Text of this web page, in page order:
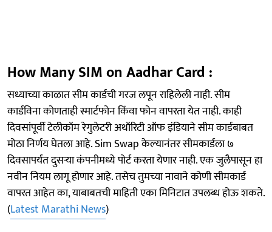
How Many SIM on Aadhar Card :
सध्याच्या काळात सीम कार्डची गरज लपून राहिलेली नाही. सीम
कार्डविना कोणताही स्मार्टफोन किंवा फोन वापरता येत नाही. काही
दिवसांपूर्वी टेलीकॉम रेगुलेटरी अथॉरिटी ऑफ इंडियाने सीम कार्डबाबत
मोठा निर्णय घेतला आहे. Sim Swap केल्यानंतर सीमकार्डला ७
दिवसापर्यंत दुसऱ्या कंपनीमध्ये पोर्ट करता येणार नाही. एक जुलैपासून हा
नवीन नियम लागू होणार आहे. तसेच तुमच्या नावाने कोणी सीमकार्ड
वापरत आहेत का, याबाबतची माहिती एका मिनिटात उपलब्ध होऊ शकते.
(Latest Marathi News)